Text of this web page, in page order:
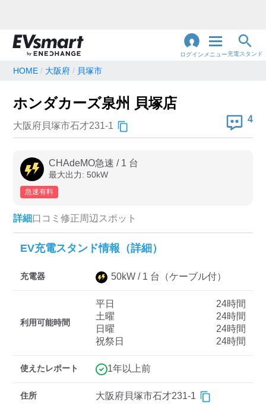
ログイン メニュー充電スタンド
地名・観光スポット・住所で検索
充電器の種類
急速充電器のみ表示
高速道路上のみ表示
認証システム
三菱ディーラーを表示
日産ディーラーを表示
示
充電器の出力
HOME 大阪府 貝塚市
ホンダカーズ泉州 貝塚店
大阪府貝塚市石才231-1
4
CHAdeMO急速 / 1 台
最大出力: 50kW
急速有料
詳細口コミ 修正周辺スポット
EV充電スタンド情報（詳細）
充電器 50kW / 1 台 （ケーブル付）
利用可能時間
平日
24時間
土曜
24時間
日曜
24時間
祝祭日
24時間
使えたレポート 1年以上前
住所 大阪府貝塚市石才231-1